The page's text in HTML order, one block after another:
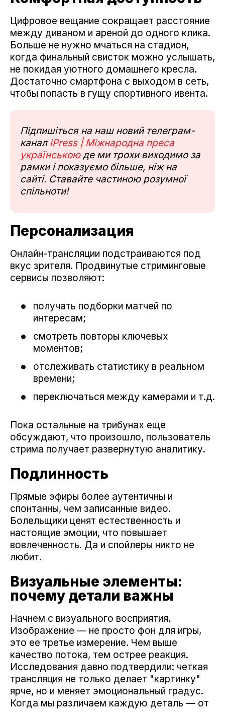
Цифровое вещание сокращает расстояние
между диваном и ареной до одного клика.
Больше не нужно мчаться на стадион,
когда финальный свисток можно услышать,
не покидая уютного домашнего кресла.
Достаточно смартфона с выходом в сеть,
чтобы попасть в гущу спортивного ивента.
Підпишіться на наш новий телеграм-
канал iPress | Міжнародна преса
українськоюде ми трохи виходимо за
рамки і показуємо більше, ніж на
сайті. Ставайте частиною розумної
спільноти!
Персонализация
Онлайн-трансляции подстраиваются под
вкус зрителя. Продвинутые стриминговые
сервисы позволяют:
получать подборки матчей по
интересам;
смотреть повторы ключевых
моментов;
отслеживать статистику в реальном
времени;
переключаться между камерами и т.д.
Пока остальные на трибунах еще
обсуждают, что произошло, пользователь
стрима получает развернутую аналитику.
Подлинность
Прямые эфиры более аутентичны и
спонтанны, чем записанные видео.
Болельщики ценят естественность и
настоящие эмоции, что повышает
вовлеченность. Да и спойлеры никто не
любит.
Визуальные элементы:
почему детали важны
Начнем с визуального восприятия.
Изображение — не просто фон для игры,
это ее третье измерение. Чем выше
качество потока, тем острее реакция.
Исследования давно подтвердили: четкая
трансляция не только делает "картинку"
ярче, но и меняет эмоциональный градус.
Когда мы различаем каждую деталь — от